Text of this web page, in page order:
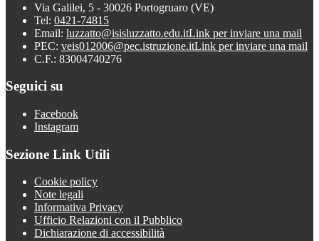
Via Galilei, 5 - 30026 Portogruaro (VE)
Tel: 0421-74815
Email: luzzatto@isisluzzatto.edu.itLink per inviare una mail
PEC: veis012006@pec.istruzione.itLink per inviare una mail
C.F.: 83004740276
Seguici su
Facebook
Instagram
Sezione Link Utili
Cookie policy
Note legali
Informativa Privacy
Ufficio Relazioni con il Pubblico
Dichiarazione di accessibilità